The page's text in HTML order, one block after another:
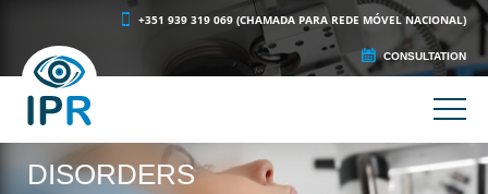
+351 939 319 069 (CHAMADA PARA REDE MÓVEL NACIONAL)
CONSULTATION
DISORDERS